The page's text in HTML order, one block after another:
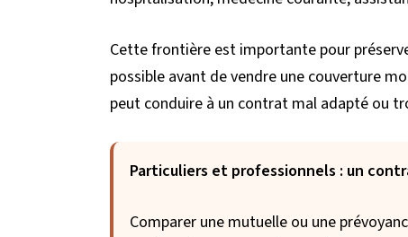
Cette frontière est importante pour
possible avant de vendre une couverture
peut conduire à un contrat mal adapté ou
Particuliers et professionnels : un
Comparer une mutuelle ou une